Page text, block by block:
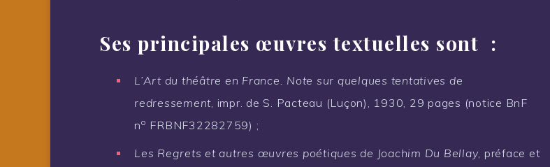
Ses principales œuvres textuelles sont :
L’Art du théâtre en France. Note sur quelques tentatives de
redressement , impr. de S. Pacteau (Luçon), 1930, 29 pages (notice BnF
no FRBNF32282759) ;
Les Regrets et autres œuvres poétiques de Joachim Du Bellay, préface et